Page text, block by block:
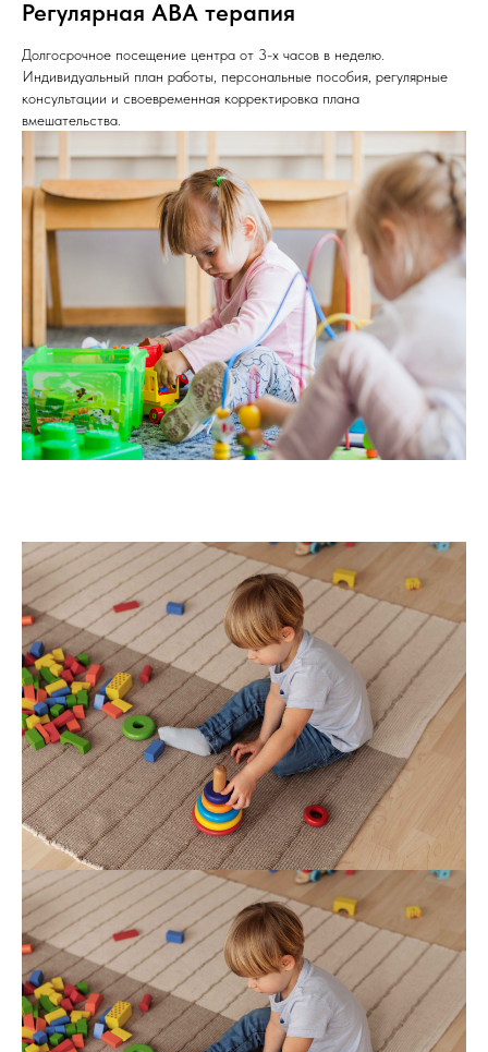
Регулярная ABA терапия
Долгосрочное посещение центра от 3-х часов в неделю.
Индивидуальный план работы, персональные пособия, регулярные
консультации и своевременная корректировка плана
вмешательства.